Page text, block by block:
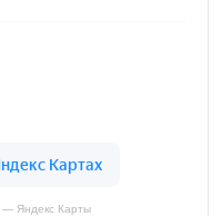
— Яндекс Карты